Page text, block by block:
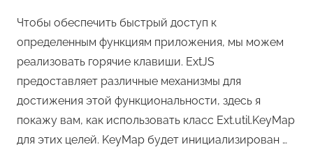
Чтобы обеспечить быстрый доступ к
определенным функциям приложения, мы можем
реализовать горячие клавиши. ExtJS
предоставляет различные механизмы для
достижения этой функциональности, здесь я
покажу вам, как использовать класс Ext.util.KeyMap
для этих целей. KeyMap будет инициализирован …